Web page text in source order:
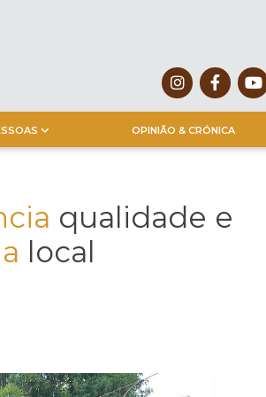
OPINIÃO & CRÓNICA
qualidade e
local